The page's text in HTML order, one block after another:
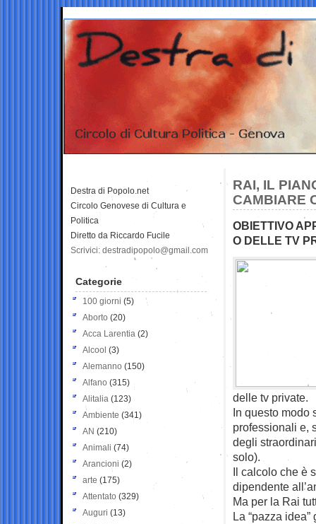
RAI, IL
CAMBIARE
OBIETTIVO
O DELLE TV
delle tv private.
In questo modo
professionali e,
degli
solo).
Il calcolo che è
dipendente
Ma per la Rai
La “pazza
Destra di Popolo.net
Circolo Genovese di Cultura e
Politica
Diretto da Riccardo Fucile
Scrivici: destradipopolo@gmail.com
Categorie
100 giorni (5)
Aborto (20)
Acca Larentia (2)
Alcool (3)
Alemanno (150)
Alfano (315)
Alitalia (123)
Ambiente (341)
AN (210)
Animali (74)
Arancioni (2)
arte (175)
Attentato (329)
Auguri (13)